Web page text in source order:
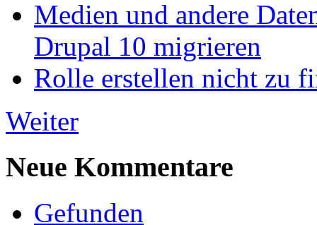
Medien und andere
Drupal 10 migrieren
Rolle erstellen nicht zu
Weiter
Neue Kommentare
Gefunden